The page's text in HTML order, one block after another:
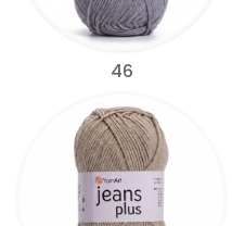
46